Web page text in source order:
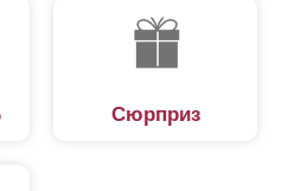
Сюрприз